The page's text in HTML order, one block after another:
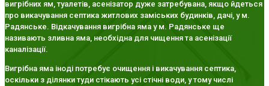
вигрібних ям, туалетів, асенізатор дуже затребувана, якщо йдеться
про викачування септика житлових заміських будинків, дачі, у м.
Радянське. Відкачування вигрібна яма у м. Радянське ще
називають зливна яма, необхідна для чищення та асенізації
каналізації.
Вигрібна яма іноді потребує очищення і викачування септика,
оскільки з ділянки туди стікають усі стічні води, у тому числі